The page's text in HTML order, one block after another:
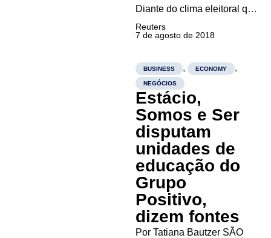
Diante do clima eleitoral que
esvazia as cadeiras do
Congresso e indisposto a se
polêmicos, tanto a Câmara
dos Deputados quanto o
Senado irão se esquivar de
projetos polêmicos como o
da cessão onerosa...
Reuters
7 de agosto de 2018
BUSINESS , ECONOMY ,
NEGÓCIOS
Estácio,
Somos e Ser
disputam
unidades de
educação do
Grupo
Positivo,
dizem fontes
Por Tatiana Bautzer SÃO